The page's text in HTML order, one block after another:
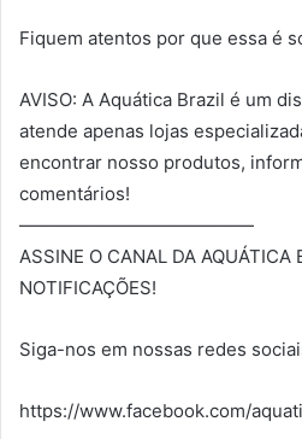
Fiquem atentos por que essa é
AVISO: A Aquática Brazil é um
atende apenas lojas
encontrar nosso produtos,
comentários!
—————————————
ASSINE O CANAL DA AQUÁTICA
NOTIFICAÇÕES!
Siga-nos em nossas redes
https://www.facebook.com/